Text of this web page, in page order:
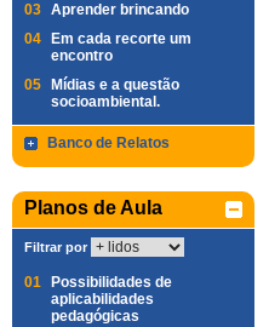
03 Aprender brincando
04
Em cada recorte um
encontro
05
Mídias e a questão
socioambiental.
Banco de Relatos
Planos de Aula
Filtrar por
01
Possibilidades de
aplicabilidades
pedagógicas